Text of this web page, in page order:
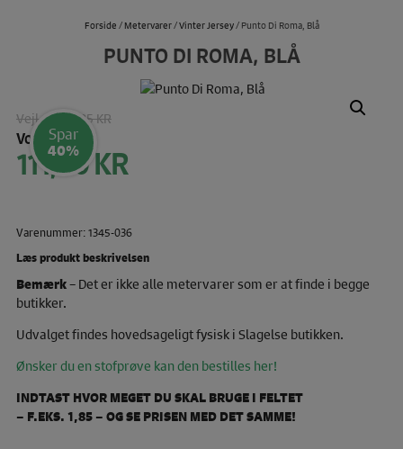
Forside / Metervarer/Vinter Jersey/ Punto Di Roma, Blå
Spar
40%
PUNTO DI ROMA, BLÅ
Vejl. pris:185 KR
Vores pris:
Den
oprindelige
111,00KR
pris
er:
111,00 KR.
Varenummer: 1345-036
Læs produkt beskrivelsen
Bemærk– Det er ikke alle metervarer som er at finde i begge
butikker.
Udvalget findes hovedsageligt fysisk i Slagelse butikken.
Ønsker du en stofprøve kan den bestilles her!
INDTAST HVOR MEGET DU SKAL BRUGE I FELTET
– F.EKS. 1,85 – OG SE PRISEN MED DET SAMME!